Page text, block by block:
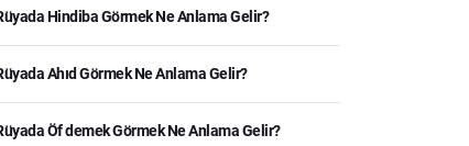
Hindiba Görmek Ne Anlama Gelir?
Ahıd Görmek Ne Anlama Gelir?
Öf demek Görmek Ne Anlama Gelir?